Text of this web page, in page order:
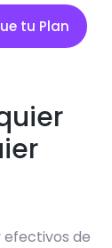
tu Plan
de